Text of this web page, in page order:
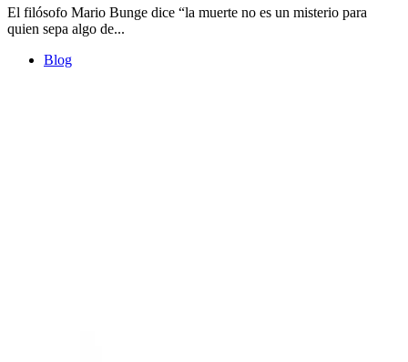
El filósofo Mario Bunge dice “la muerte no es un misterio para
quien sepa algo de...
Blog